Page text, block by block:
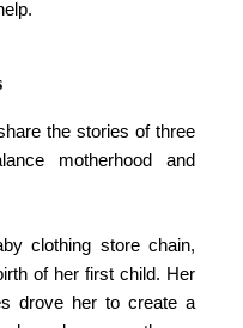
the stories of three
motherhood and
clothing store chain,
of her first child. Her
drove her to create a